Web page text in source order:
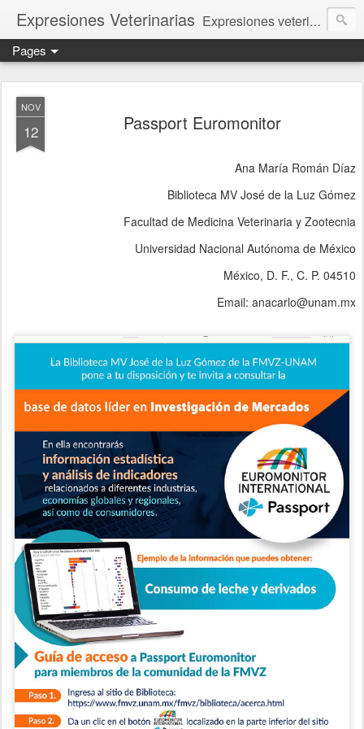
Expresiones Veterinarias Expresiones veterinarias es una publicación en linea de la biblioteca de la Facultad de Veterinaria y Zootecnia de la UNAM
Pages
NOV
12 Passport Euromonitor
Ana María Román Díaz
Biblioteca MV José de la Luz Gómez
Facultad de Medicina Veterinaria y Zootecnia
Universidad Nacional Autónoma de México
México, D. F., C. P. 04510
Email: anacarlo@unam.mx